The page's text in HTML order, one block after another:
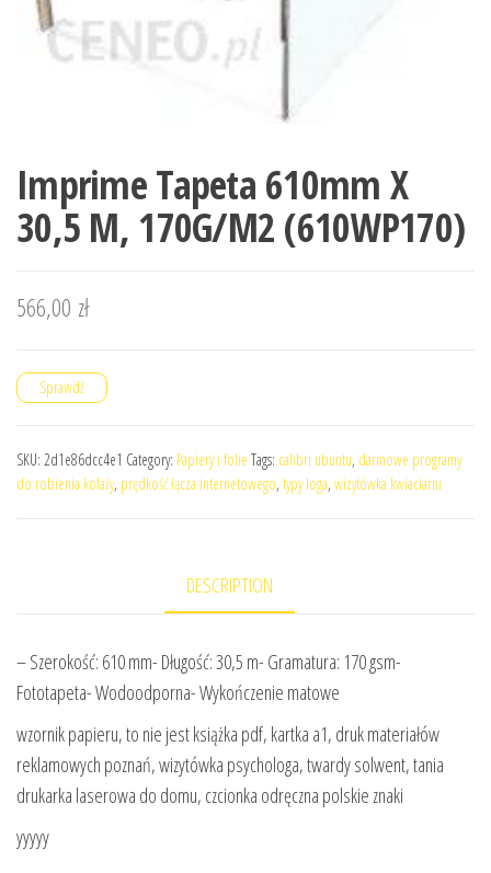
Imprime Tapeta 610mm X
30,5 M, 170G/M2 (610WP170)
566,00 zł
Sprawdź
SKU: 2d1e86dcc4e1 Category: Papiery i folie Tags: calibri ubuntu, darmowe programy
do robienia kolaży, prędkość łącza internetowego, typy loga, wizytówka kwiaciarni
DESCRIPTION
– Szerokość: 610 mm- Długość: 30,5 m- Gramatura: 170 gsm-
Fototapeta- Wodoodporna- Wykończenie matowe
wzornik papieru, to nie jest książka pdf, kartka a1, druk materiałów
reklamowych poznań, wizytówka psychologa, twardy solwent, tania
drukarka laserowa do domu, czcionka odręczna polskie znaki
yyyyy